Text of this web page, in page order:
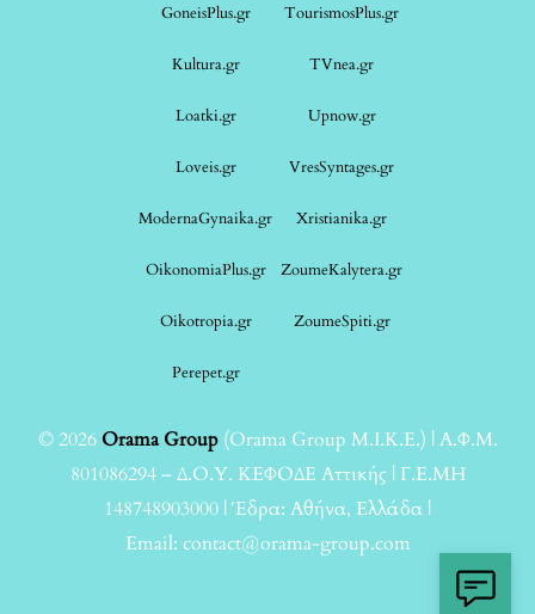
GoneisPlus.gr TourismosPlus.gr
Kultura.gr TVnea.gr
Loatki.gr Upnow.gr
Loveis.gr VresSyntages.gr
ModernaGynaika.gr Xristianika.gr
OikonomiaPlus.gr ZoumeKalytera.gr
Oikotropia.gr ZoumeSpiti.gr
Perepet.gr
© 2026Orama Group(Orama Group Μ.Ι.Κ.Ε.) | Α.Φ.Μ.
801086294 – Δ.Ο.Υ. ΚΕΦΟΔΕ Αττικής | Γ.Ε.ΜΗ
148748903000 | Έδρα: Αθήνα, Ελλάδα |
Email: contact@orama-group.com